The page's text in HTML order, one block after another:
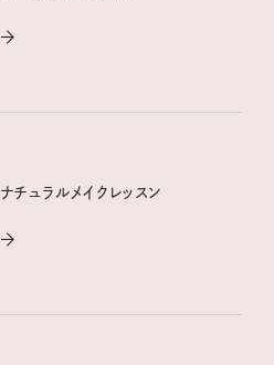
ナチュラルメイクレッスン